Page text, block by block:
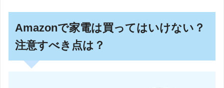
Amazonで家電は買ってはいけない？
注意すべき点は？